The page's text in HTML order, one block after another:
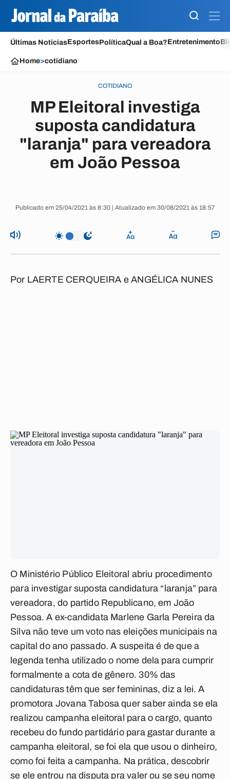
Últimas NotíciasEsportesPolíticaQual a Boa?Entretenimento
Home>cotidiano
COTIDIANO
MP Eleitoral investiga
suposta candidatura
"laranja" para vereadora
em João Pessoa
Publicado em 25/04/2021 às 8:30 | Atualizado em 30/08/2021 às 18:57
Por LAERTE CERQUEIRA e ANGÉLICA NUNES
O Ministério Público Eleitoral abriu procedimento
para investigar suposta candidatura “laranja” para
vereadora, do partido Republicano, em João
Pessoa. A ex-candidata Marlene Garla Pereira da
Silva não teve um voto nas eleições municipais na
capital do ano passado. A suspeita é de que a
legenda tenha utilizado o nome dela para cumprir
formalmente a cota de gênero. 30% das
candidaturas têm que ser femininas, diz a lei. A
promotora Jovana Tabosa quer saber ainda se ela
realizou campanha eleitoral para o cargo, quanto
recebeu do fundo partidário para gastar durante a
campanha eleitoral, se foi ela que usou o dinheiro,
como foi feita a campanha. Na prática, descobrir
se ele entrou na disputa pra valer ou se seu nome